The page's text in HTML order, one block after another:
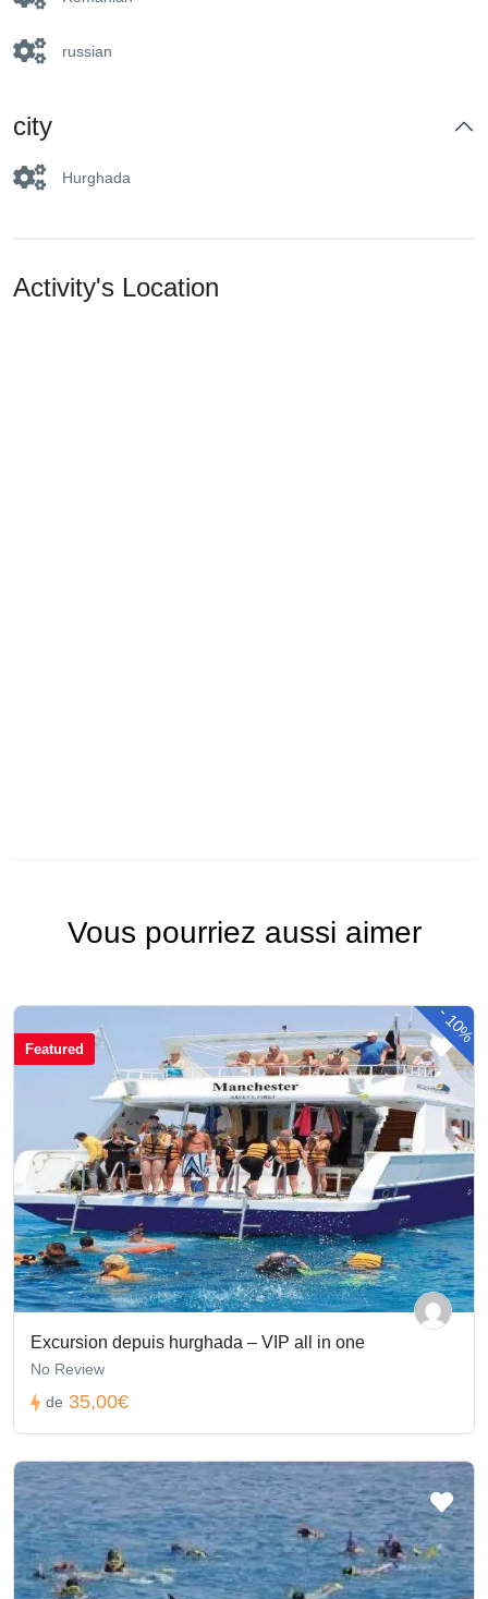
russian
city
Hurghada
Activity's Location
Vous pourriez aussi aimer
-
10%
Featured
Excursion depuis hurghada – VIP all in one
No Review
de 35,00€